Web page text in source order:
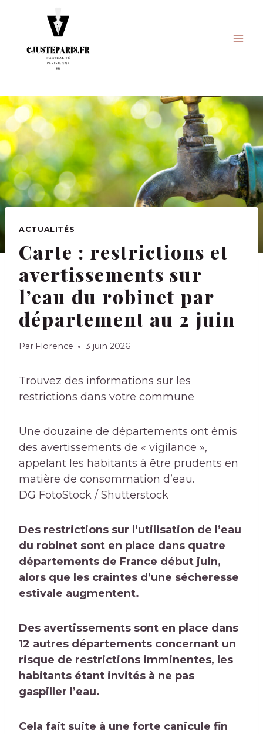
ACTUALITÉS
Carte : restrictions et
avertissements sur
l’eau du robinet par
département au 2 juin
Par Florence 3 juin 2026
Trouvez des informations sur les
restrictions dans votre commune
Une douzaine de départements ont émis
des avertissements de « vigilance »,
appelant les habitants à être prudents en
matière de consommation d’eau.
DG FotoStock / Shutterstock
Des restrictions sur l’utilisation de l’eau
du robinet sont en place dans quatre
départements de France début juin,
alors que les craintes d’une sécheresse
estivale augmentent.
Des avertissements sont en place dans
12 autres départements concernant un
risque de restrictions imminentes, les
habitants étant invités à ne pas
gaspiller l’eau.
Cela fait suite à une forte canicule fin